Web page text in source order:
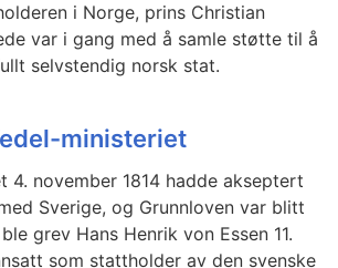
i Norge, prins Christian
var i gang med å samle støtte til å
selvstendig norsk stat.
ministeriet
4. november 1814 hadde akseptert
Sverige, og Grunnloven var blitt
grev Hans Henrik von Essen 11.
som stattholder av den svenske